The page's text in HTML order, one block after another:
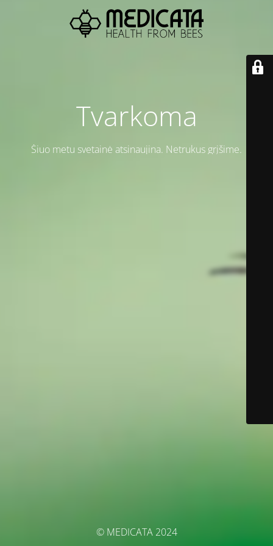
Tvarkoma
Šiuo metu svetainė atsinaujina. Netrukus grįšime.
© MEDICATA 2024